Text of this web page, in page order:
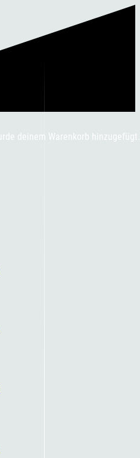
deinem Warenkorb hinzugefügt.